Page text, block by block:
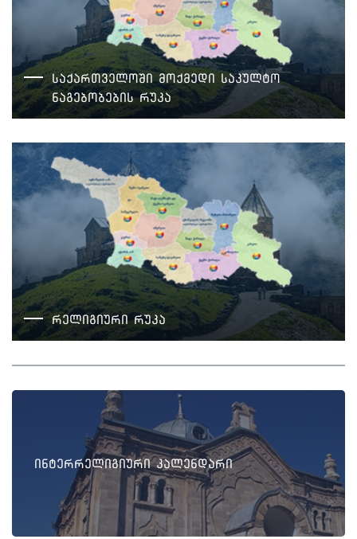
საქართველოში მოქმედი საკულტო
ნაგებობების რუკა
რელიგიური რუკა
ინტერრელიგიური კალენდარი